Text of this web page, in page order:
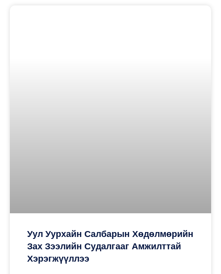
Уул Уурхайн Салбарын Хөдөлмөрийн
Зах Зээлийн Судалгааг Амжилттай
Хэрэгжүүллээ